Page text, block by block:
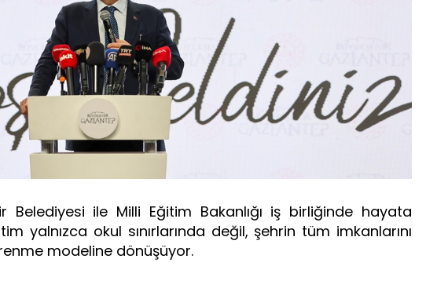
Belediyesi ile Milli Eğitim Bakanlığı iş birliğinde hayata
yalnızca okul sınırlarında değil, şehrin tüm imkanlarını
modeline dönüşüyor.